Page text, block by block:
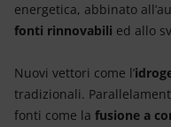
energetica, abbinato
fonti rinnovabili ed allo
Nuovi vettori come l’
tradizionali.
fonti come la fusione a